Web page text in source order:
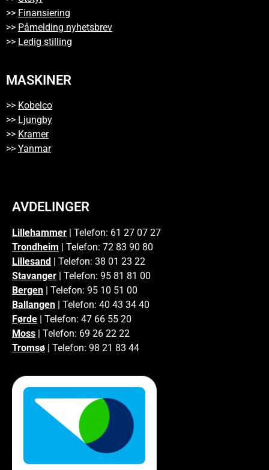
>> Finansiering
>> Påmelding nyhetsbrev
>> Ledig stilling
MASKINER
>> Kobelco
>> Ljungby
>> Kramer
>> Yanmar
AVDELINGER
Lillehammer | Telefon: 61 27 07 27
Trondheim | Telefon: 72 83 90 80
Lillesand | Telefon: 38 01 23 22
Stavanger | Telefon: 95 81 81 00
Bergen | Telefon: 95 10 51 00
Ballangen | Telefon: 40 43 34 40
Førde | Telefon: 47 66 55 20
Moss | Telefon: 69 26 22 22
Tromsø | Telefon: 98 21 83 44